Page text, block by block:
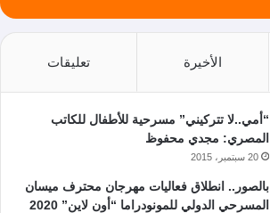
الأخيرة تعليقات
“أمي..لا تتركيني” مسرحية للأطفال للكاتب
المصري: مجدي محفوظ
20 سبتمبر، 2015
بالصور.. انطلاق فعاليات مهرجان محترف ميسان
المسرحي الدولي للمونودراما “أون لاين” 2020